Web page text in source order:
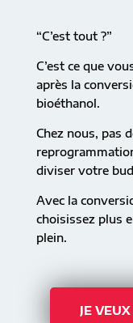
“C’est tout ?”
C’est ce que
après la
bioéthanol.
Chez nous, pas
diviser votre
Avec la
choisissez plus
plein.
JE